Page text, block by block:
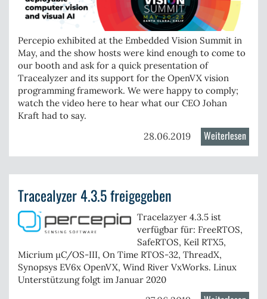
Percepio exhibited at the Embedded Vision Summit in
May, and the show hosts were kind enough to come to
our booth and ask for a quick presentation of
Tracealyzer and its support for the OpenVX vision
programming framework. We were happy to comply;
watch the video here to hear what our CEO Johan
Kraft had to say.
28.06.2019 Weiterlesen
Tracealyzer 4.3.5 freigegeben
Tracelazyer 4.3.5 ist
verfügbar für: FreeRTOS,
SafeRTOS, Keil RTX5,
Micrium µC/OS-III, On Time RTOS-32, ThreadX,
Synopsys EV6x OpenVX, Wind River VxWorks. Linux
Unterstützung folgt im Januar 2020